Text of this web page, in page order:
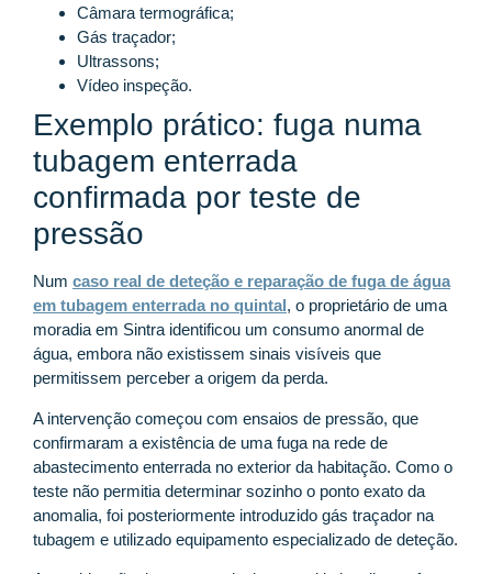
Câmara termográfica;
Gás traçador;
Ultrassons;
Vídeo inspeção.
Exemplo prático: fuga numa
tubagem enterrada
confirmada por teste de
pressão
Num caso real de deteção e reparação de fuga de água
em tubagem enterrada no quintal, o proprietário de uma
moradia em Sintra identificou um consumo anormal de
água, embora não existissem sinais visíveis que
permitissem perceber a origem da perda.
A intervenção começou com ensaios de pressão, que
confirmaram a existência de uma fuga na rede de
abastecimento enterrada no exterior da habitação. Como o
teste não permitia determinar sozinho o ponto exato da
anomalia, foi posteriormente introduzido gás traçador na
tubagem e utilizado equipamento especializado de deteção.